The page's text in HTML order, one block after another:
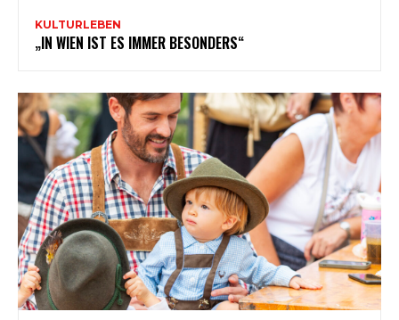
KULTURLEBEN
„IN WIEN IST ES IMMER BESONDERS“